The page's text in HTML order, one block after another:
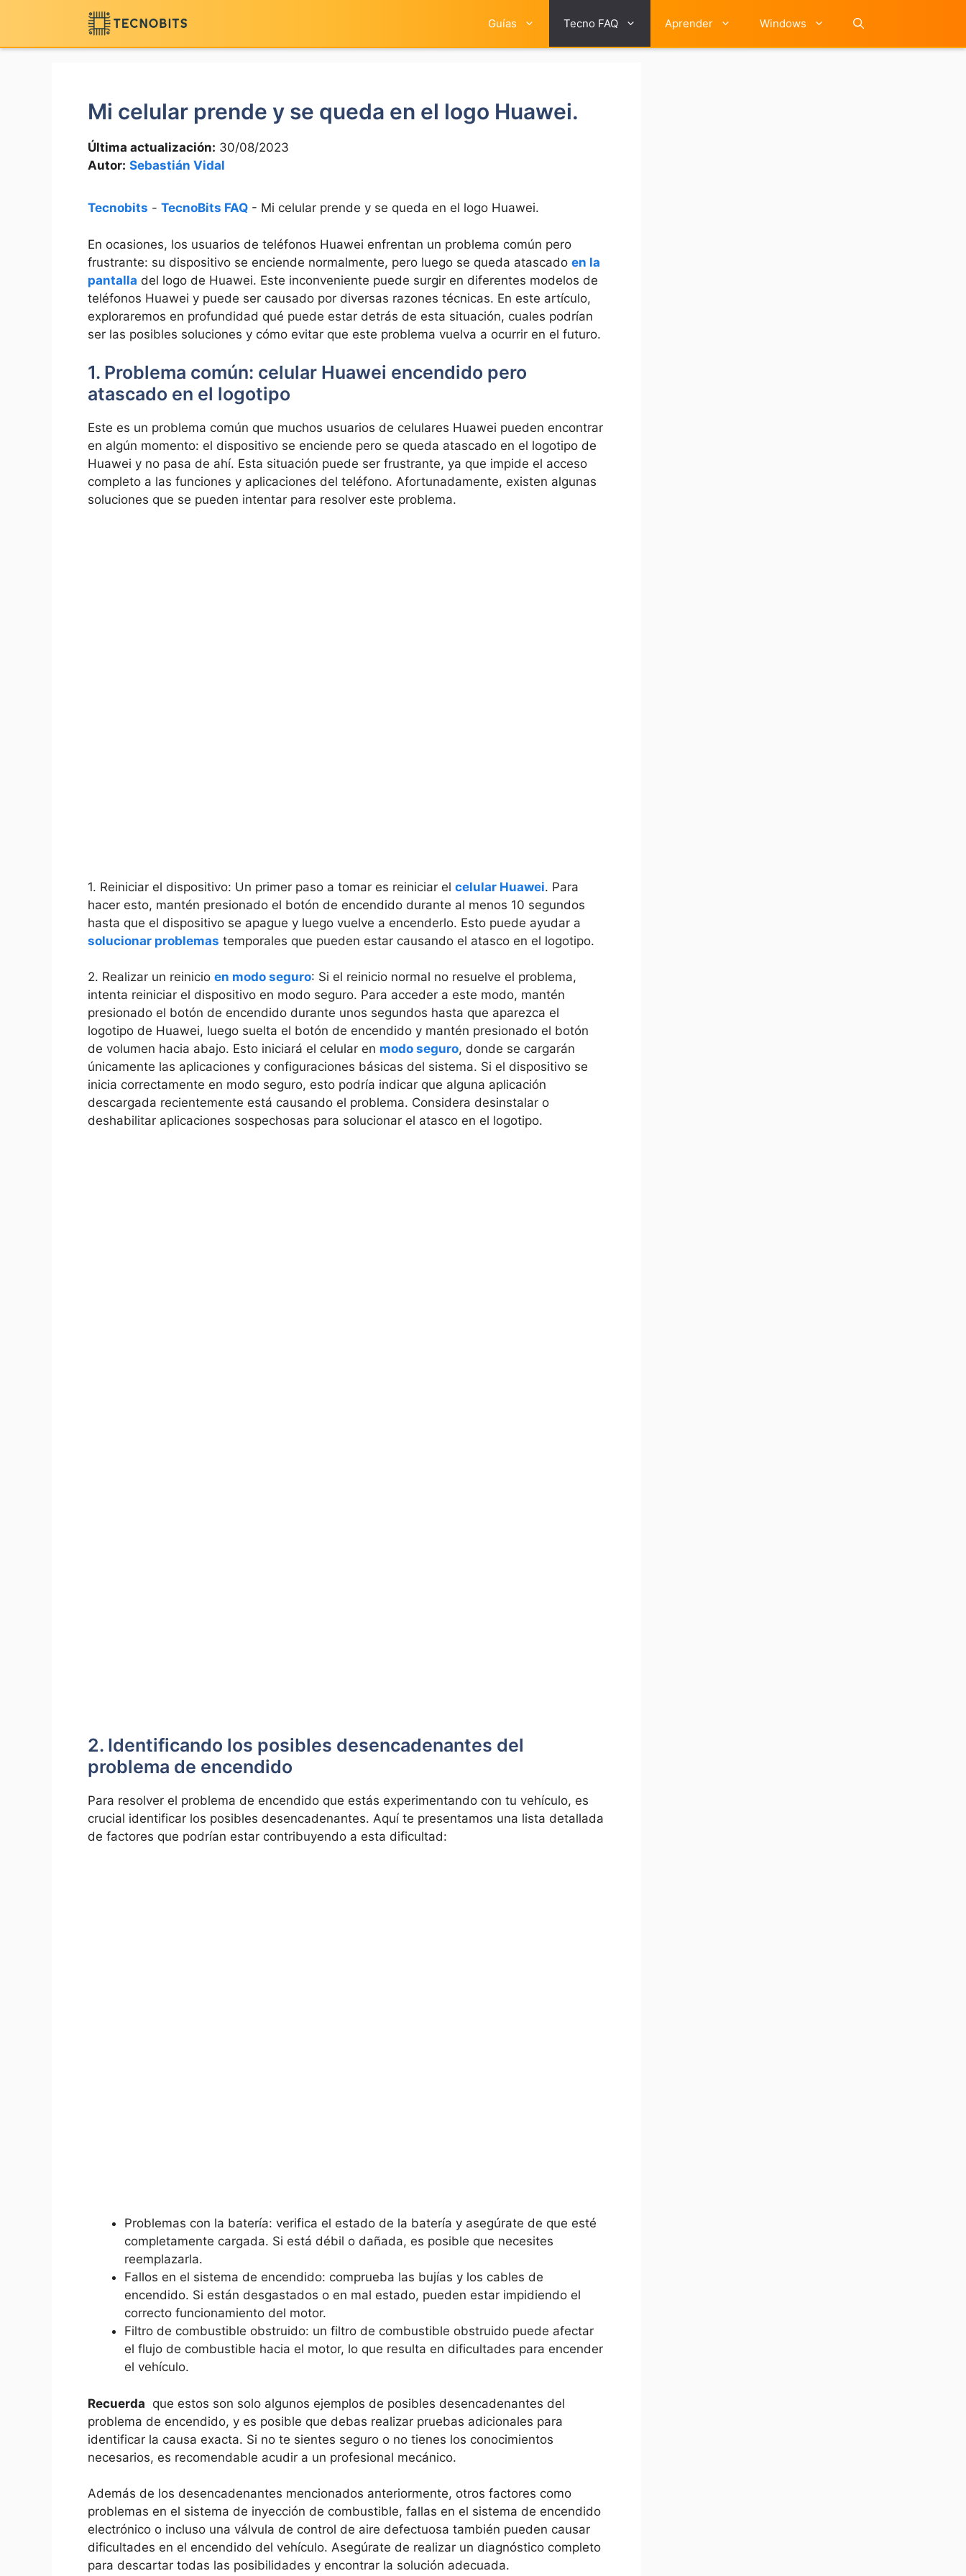
contenido
Guías Tecno FAQ Aprender Windows
Mi celular prende y se queda en el logo Huawei.
Última actualización: 30/08/2023
Autor: Sebastián Vidal
Tecnobits - TecnoBits FAQ - Mi celular prende y se queda en el logo Huawei.
En ocasiones, ⁣los usuarios de⁣ teléfonos⁢ Huawei​ enfrentan‍ un problema⁣ común ⁢pero
frustrante:⁢ su ‍dispositivo se enciende‍ normalmente, pero luego se queda atascado en la
pantalla del ​logo de Huawei. Este inconveniente puede ⁣surgir en diferentes ⁢modelos de
teléfonos Huawei y puede ser causado por diversas razones técnicas. ‌En este artículo,
exploraremos en profundidad qué puede estar detrás de esta situación, cuales podrían
ser las⁢ posibles soluciones​ y cómo evitar que​ este‍ problema ​vuelva a ocurrir en ​el futuro.
1. ‌Problema común: ⁤celular Huawei encendido ⁣pero
atascado en el logotipo
Este es un⁤ problema común que muchos usuarios de celulares Huawei pueden encontrar
⁢en algún momento: ​el dispositivo se enciende⁢ pero ⁢se queda atascado ⁣en el‌ logotipo de⁢
Huawei ⁤y no⁣ pasa de ahí. Esta situación puede ser frustrante, ya que impide el acceso
completo a​ las funciones y aplicaciones del teléfono. Afortunadamente, ‍existen algunas
soluciones que se pueden ​intentar para resolver este problema.
1. Reiniciar el dispositivo: Un primer paso ⁤a​ tomar⁤ es reiniciar el celular Huawei. Para
hacer esto,‌ mantén presionado el botón ‍de encendido durante al ‍menos 10 segundos⁢
hasta ⁢que el dispositivo se apague y ⁢luego vuelve a encenderlo. Esto ​puede ayudar a
solucionar problemas temporales que‍ pueden estar causando ‍el atasco⁢ en el logotipo.
2. Realizar un reinicio en modo seguro: Si ​el ​reinicio normal no ⁣resuelve el problema,
intenta reiniciar el dispositivo en modo⁤ seguro. Para acceder a este modo,​ mantén
presionado el botón​ de encendido ​durante unos segundos hasta que ⁣aparezca el‌
logotipo ​de Huawei, luego suelta⁤ el botón de​ encendido ⁢y‌ mantén presionado‌ el botón
‍de ‌volumen⁢ hacia abajo. Esto iniciará el ⁤celular‌ en modo seguro, donde se cargarán
únicamente ‍las ⁣aplicaciones y configuraciones básicas del sistema. Si el dispositivo se
‌inicia⁢ correctamente en modo seguro, esto​ podría ​indicar que ⁣alguna‍ aplicación
descargada recientemente está ‍causando el ⁣problema. Considera desinstalar o
deshabilitar ​aplicaciones⁤ sospechosas para ⁣solucionar el atasco en el logotipo.
2. Identificando los posibles desencadenantes ⁤del
problema⁢ de encendido
Para resolver el⁣ problema de encendido que estás experimentando‌ con tu vehículo, es
crucial identificar los posibles desencadenantes. ⁣Aquí⁤ te presentamos una lista detallada
de ‌factores ​que ⁣podrían ⁢estar contribuyendo a esta dificultad:
Problemas con la batería: verifica el estado de la batería y asegúrate​ de que esté⁣
completamente cargada. Si está⁤ débil o ‍dañada, es ⁣posible ‌que necesites⁤
reemplazarla.
Fallos en⁤ el⁤ sistema de encendido: comprueba las ​bujías⁢ y ⁤los cables de​
encendido. Si están desgastados o⁢ en​ mal estado, pueden estar impidiendo el
correcto funcionamiento del motor.
Filtro ⁤de ⁢combustible obstruido:‍ un filtro de combustible obstruido ‍puede afectar‌
el flujo de‍ combustible hacia ⁣el motor, lo​ que resulta⁤ en dificultades para encender
el⁢ vehículo.
Recuerda ⁣ que⁢ estos​ son solo ​algunos ejemplos de posibles ⁤desencadenantes del
problema de‍ encendido, y⁤ es posible que debas realizar pruebas adicionales para⁢
identificar la causa exacta. Si no ⁣te ‍sientes ⁤seguro ​o no tienes ⁢los conocimientos
necesarios,‌ es recomendable​ acudir ​a un profesional ‌mecánico.
Además ⁤de los⁤ desencadenantes mencionados anteriormente,​ otros factores como
problemas‍ en el ‌sistema de inyección ⁤de combustible,‍ fallas⁤ en ​el sistema de encendido
⁢electrónico o incluso una⁢ válvula de control ⁣de aire defectuosa ⁣también pueden causar
dificultades ‌en el encendido ‌del vehículo. Asegúrate de realizar ⁤un⁣ diagnóstico completo
para descartar todas las posibilidades y encontrar‍ la solución adecuada.